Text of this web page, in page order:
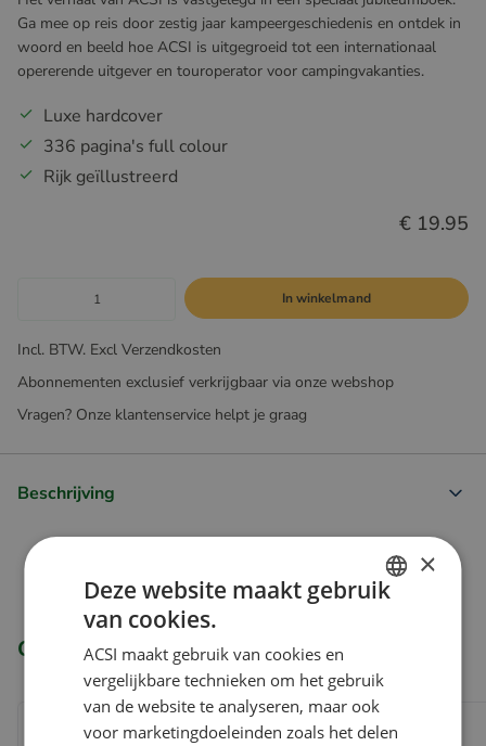
Ga mee op reis door zestig jaar kampeergeschiedenis en ontdek in
woord en beeld hoe ACSI is uitgegroeid tot een internationaal
opererende uitgever en touroperator voor campingvakanties.
Luxe hardcover
336 pagina's full colour
Rijk geïllustreerd
€ 19.95
In winkelmand
Incl. BTW. Excl Verzendkosten
Abonnementen exclusief verkrijgbaar via onze webshop
Vragen? Onze klantenservice helpt je graag
Beschrijving
Gerelateerde producten
FRENCH
GERMAN
×
Deze website maakt gebruik
van cookies.
ACSI maakt gebruik van cookies en
vergelijkbare technieken om het gebruik
van de website te analyseren, maar ook
voor marketingdoeleinden zoals het delen